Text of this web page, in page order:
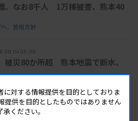
、なお8千人 1万棟被害、熊本40
、首相方針
05:00
被災80か所超 熊本地震で断水、
06:10
ズマ肺炎が3週増加、性感染症の動
に対する情報提供を目的としておりま
提供を目的としたものではありません
ください。